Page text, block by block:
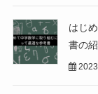
はじ
書の
2023